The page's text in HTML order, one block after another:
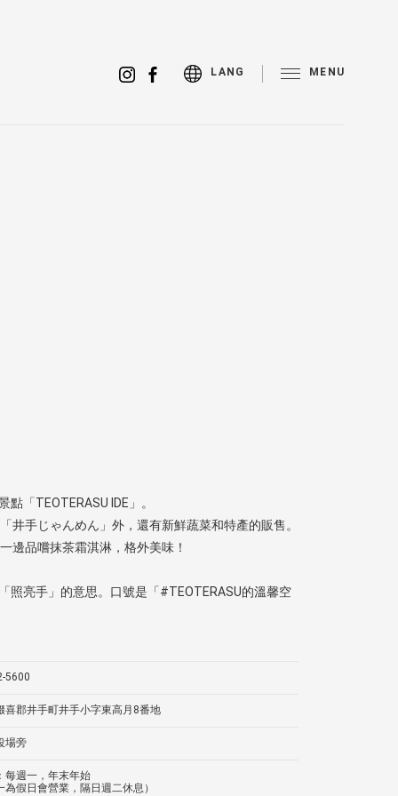
LANG MENU
「TEOTERASU IDE」。
井手じゃんめん」外，還有新鮮蔬菜和特產的販售。
邊品嚐抹茶霜淇淋，格外美味！
照亮手」的意思。口號是「#TEOTERASU的溫馨空
5600
喜郡井手町井手小字東高月8番地
場旁
每週一，年末年始
為假日會營業，隔日週二休息）